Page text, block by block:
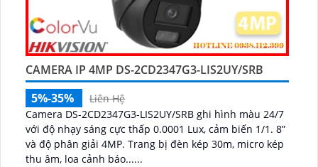
CAMERA IP 4MP DS-2CD2347G3-LIS2UY/SRB
5%-35%
Liên Hệ
Camera DS-2CD2347G3-LIS2UY/SRB ghi hình màu 24/7
với độ nhạy sáng cực thấp 0.0001 Lux, cảm biến 1/1. 8”
và độ phân giải 4MP. Trang bị đèn kép 30m, micro kép
thu âm, loa cảnh báo......